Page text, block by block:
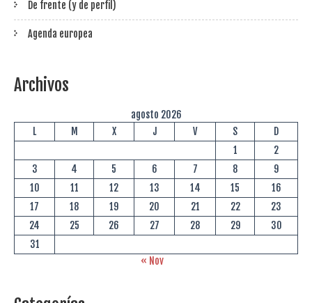
De frente (y de perfil)
Agenda europea
Archivos
agosto 2026
L
M X J V S
D
1
2
3
4 5 6 7 8
9
10
11 12 13 14 15
16
17
18 19 20 21 22
23
24
25 26 27 28 29
30
31
« Nov